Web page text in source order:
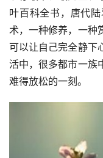
叶百科全书，唐代
术，一种修养，一种
可以让自己完全静下
活中，很多都市一族
难得放松的一刻。